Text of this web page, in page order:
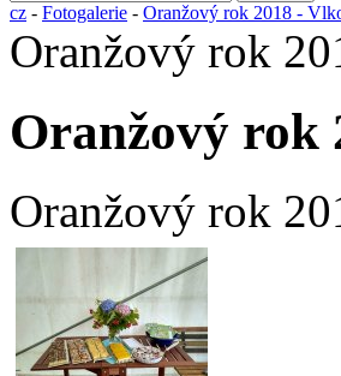
cz - Fotogalerie - Oranžový rok 2018 -
Oranžový rok
Oranžový rok
Oranžový rok